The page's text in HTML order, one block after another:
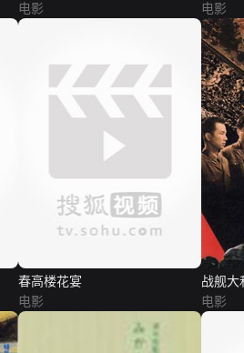
电影
电影
春高楼花宴
电影
战舰大
电影